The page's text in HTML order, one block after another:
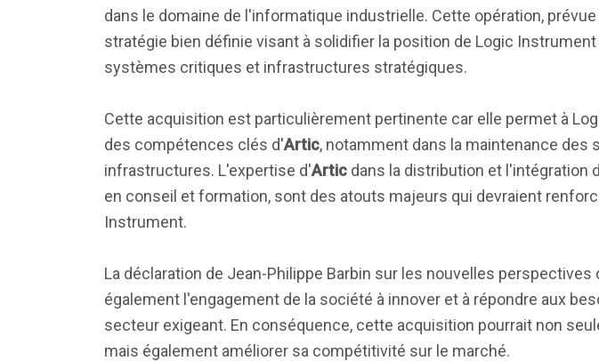
dans le domaine de l'informatique industrielle. Cette opération, prévue
stratégie bien définie visant à solidifier la position de Logic
systèmes critiques et infrastructures stratégiques.
Cette acquisition est particulièrement pertinente car elle permet à
des compétences clés d'Artic, notamment dans la maintenance
infrastructures. L'expertise d'Artic dans la distribution et l'intégration
en conseil et formation, sont des atouts majeurs qui devraient
Instrument.
La déclaration de Jean-Philippe Barbin sur les nouvelles
également l'engagement de la société à innover et à répondre aux
secteur exigeant. En conséquence, cette acquisition pourrait non
mais également améliorer sa compétitivité sur le marché.